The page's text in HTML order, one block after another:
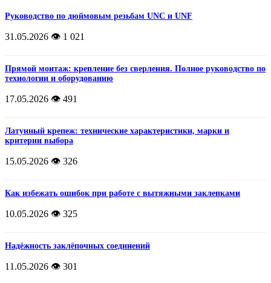
Руководство по дюймовым резьбам UNC и UNF
31.05.2026 👁️ 1 021
Прямой монтаж: крепление без сверления. Полное руководство по
технологии и оборудованию
17.05.2026 👁️ 491
Латунный крепеж: технические характеристики, марки и
критерии выбора
15.05.2026 👁️ 326
Как избежать ошибок при работе с вытяжными заклепками
10.05.2026 👁️ 325
Надёжность заклёпочных соединений
11.05.2026 👁️ 301